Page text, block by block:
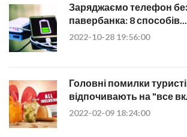
Заряджаємо телефон
павербанка: 8 способів...
2022-10-28 19:56:00
Головні помилки
відпочивають на "все
2022-02-09 18:24:00